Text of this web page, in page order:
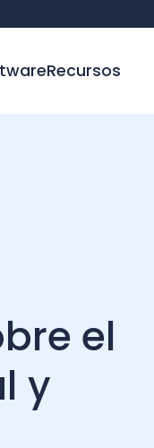
Recursos
el